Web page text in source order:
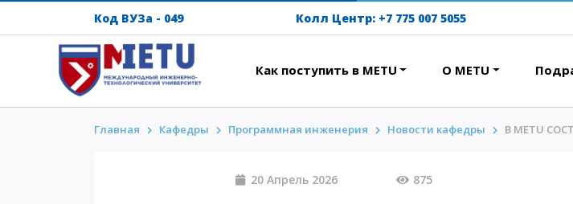
АБИТУРИЕНТАМ
Сценарии поступления-2026
ИНТЕРЕСНОЕ
Код ВУЗа - 049 Колл Центр: +7 775 007 5055
Как поступить в METU О METU
Главная Кафедры Программная инженерия Новости кафедры В METU
20 Апрель 2026 875